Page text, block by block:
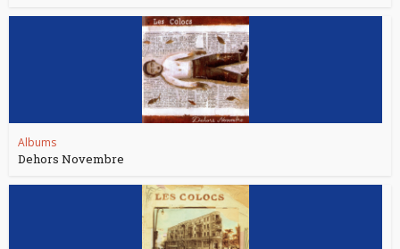
Albums
Dehors Novembre